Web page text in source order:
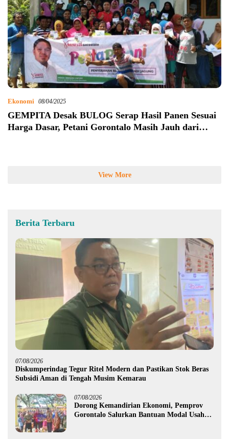
Ekonomi 08/04/2025
GEMPITA Desak BULOG Serap Hasil Panen Sesuai
Harga Dasar, Petani Gorontalo Masih Jauh dari
View More
Berita Terbaru
07/08/2026
Diskumperindag Tegur Ritel Modern dan Pastikan Stok Beras
Subsidi Aman di Tengah Musim Kemarau
07/08/2026
Dorong Kemandirian Ekonomi, Pemprov
Gorontalo Salurkan Bantuan Modal Usaha